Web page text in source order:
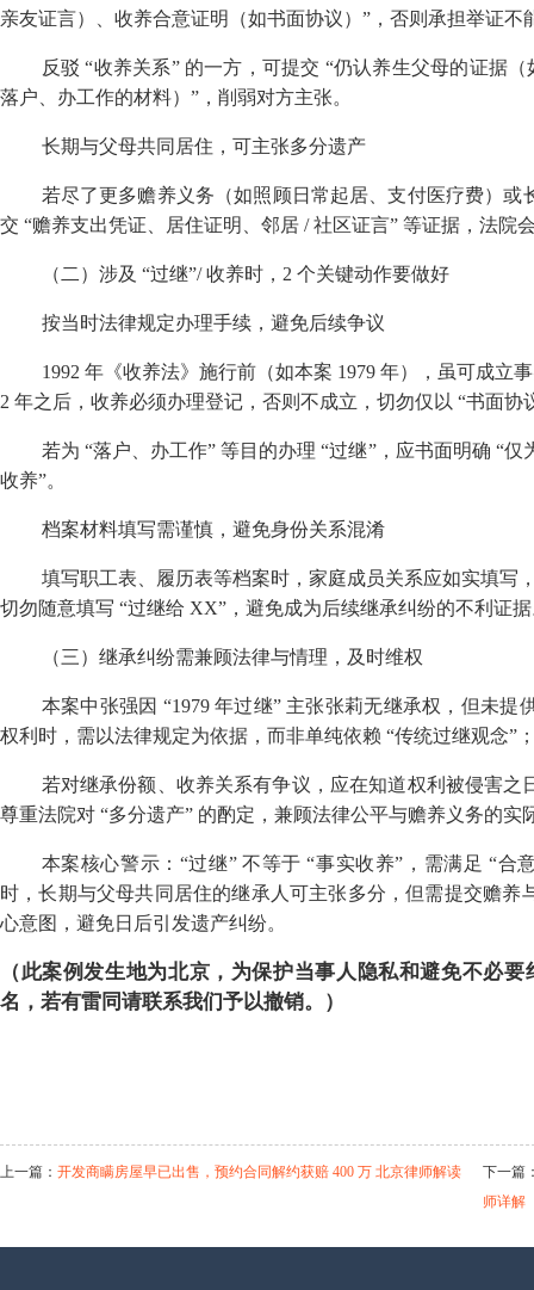
亲友证言）、收养合意证明（如书面协议）”，否则承担举证不
反驳 “收养关系” 的一方，可提交 “仍认养生父母的证据
落户、办工作的材料）”，削弱对方主张。
长期与父母共同居住，可主张多分遗产
若尽了更多赡养义务（如照顾日常起居、支付医疗费）
交 “赡养支出凭证、居住证明、邻居 /社区证言” 等证据，法院
（二）涉及 “过继”/收养时， 2 个关键动作要做好
按当时法律规定办理手续，避免后续争议
1992 年《收养法》施行前（如本案 1979年），虽可成立
2 年之后，收养必须办理登记，否则不成立，切勿仅以 “书面协
若为 “落户、办工作” 等目的办理 “过继”，应书面明确 “
收养”。
档案材料填写需谨慎，避免身份关系混淆
填写职工表、履历表等档案时，家庭成员关系应如实填写
切勿随意填写 “过继给 XX”，避免成为后续继承纠纷的不利证
（三）继承纠纷需兼顾法律与情理，及时维权
本案中张强因 “1979 年过继” 主张张莉无继承权，但未提
权利时，需以法律规定为依据，而非单纯依赖 “传统过继观念”
若对继承份额、收养关系有争议，应在知道权利被侵害之
尊重法院对 “多分遗产” 的酌定，兼顾法律公平与赡养义务的实
本案核心警示：“过继” 不等于 “事实收养”，需满足 “
时，长期与父母共同居住的继承人可主张多分，但需提交赡
心意图，避免日后引发遗产纠纷。
（此案例发生地为北京，为保护当事人隐私和避免不必
名，若有雷同请联系我们予以撤销。）
上一篇： 开发商瞒房屋早已出售，预约合同解约获赔 400 万 北京律师解读
下一篇
师详解